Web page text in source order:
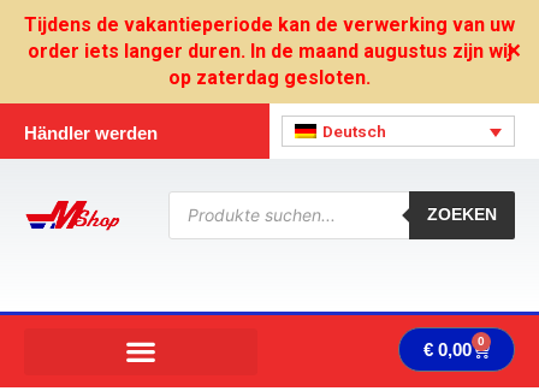
Tijdens de vakantieperiode kan de verwerking van uw
order iets langer duren. In de maand augustus zijn wij
op zaterdag gesloten.
✕
Inhalt
Händler werden Deutsch
Products
search
ZOEKEN
€ 0,00 0